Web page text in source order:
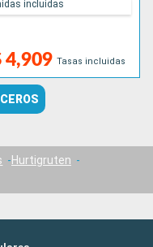
4,909 Tasas incluidas
incluidas
Hurtigruten